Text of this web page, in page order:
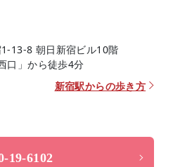
13-8 朝日新宿ビル10階
口」から徒歩4分
新宿駅からの歩き方
19-6102